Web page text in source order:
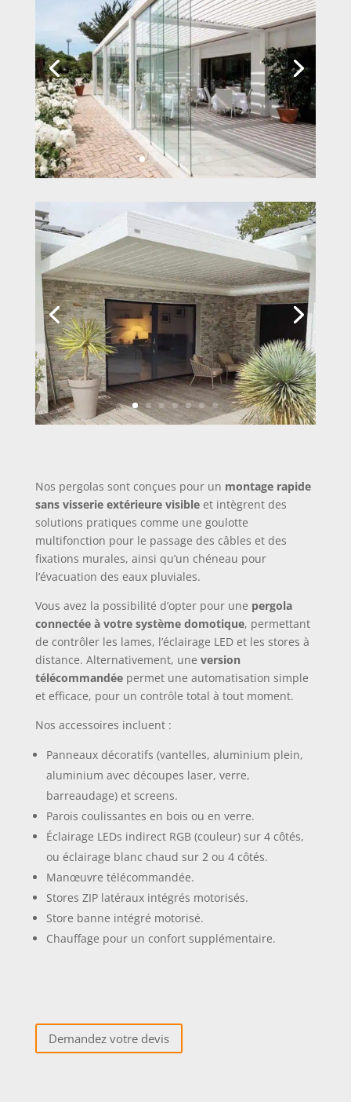
Nos pergolas sont conçues pour un montage rapide
sans visserie extérieure visibleet intègrent des
solutions pratiques comme une goulotte
multifonction pour le passage des câbles et des
fixations murales, ainsi qu’un chéneau pour
l’évacuation des eaux pluviales.
Vous avez la possibilité d’opter pour une pergola
connectée à votre système domotique, permettant
de contrôler les lames, l’éclairage LED et les stores à
distance. Alternativement, une version
télécommandéepermet une automatisation simple
et efficace, pour un contrôle total à tout moment.
Nos accessoires incluent :
Panneaux décoratifs (vantelles, aluminium plein,
aluminium avec découpes laser, verre,
barreaudage) et screens.
Parois coulissantes en bois ou en verre.
Éclairage LEDs indirect RGB (couleur) sur 4 côtés,
ou éclairage blanc chaud sur 2 ou 4 côtés.
Manœuvre télécommandée.
Stores ZIP latéraux intégrés motorisés.
Store banne intégré motorisé.
Chauffage pour un confort supplémentaire.
Demandez votre devis